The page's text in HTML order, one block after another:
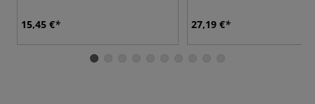
15,45 € 27,19 €